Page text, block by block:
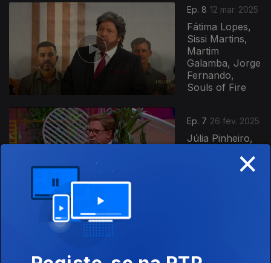
Ep. 8 12 mar. 2025
Fátima Lopes,
Sissi Martins,
Martim
Galamba, Jorge
Fernando,
Souls of Fire
Ep. 7 26 fev. 2025
Júlia Pinheiro,
Cláudia Nayara,
Telmo Miranda,
×